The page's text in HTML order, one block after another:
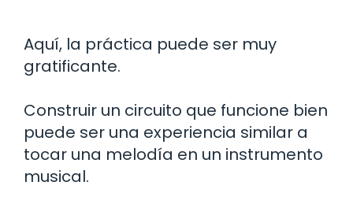
Aquí, la práctica puede ser muy
gratificante.
Construir un circuito que funcione bien
puede ser una experiencia similar a
tocar una melodía en un instrumento
musical.